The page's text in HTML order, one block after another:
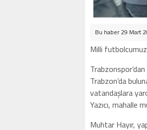
Bu haber 29 Mart
Milli futbolcumuz
Trabzon’da
vatandaşlara
Yazıcı, mahalle
Muhtar Hayır,